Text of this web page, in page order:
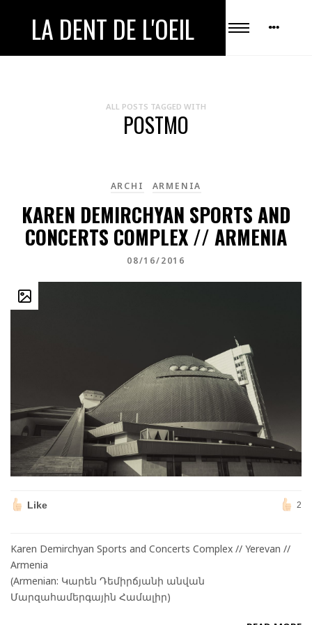
LA DENT DE L'OEIL
ALL POSTS TAGGED WITH
POSTMO
ARCHI ARMENIA
KAREN DEMIRCHYAN SPORTS AND
CONCERTS COMPLEX // ARMENIA
08/16/2016
Like 2
Karen Demirchyan Sports and Concerts Complex // Yerevan //
Armenia
(Armenian: Կարեն Դեմիրճյանի անվան
Մարզահամերգային Համալիր)